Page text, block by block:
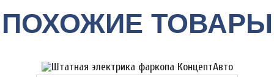
ПОХОЖИЕ ТОВАРЫ